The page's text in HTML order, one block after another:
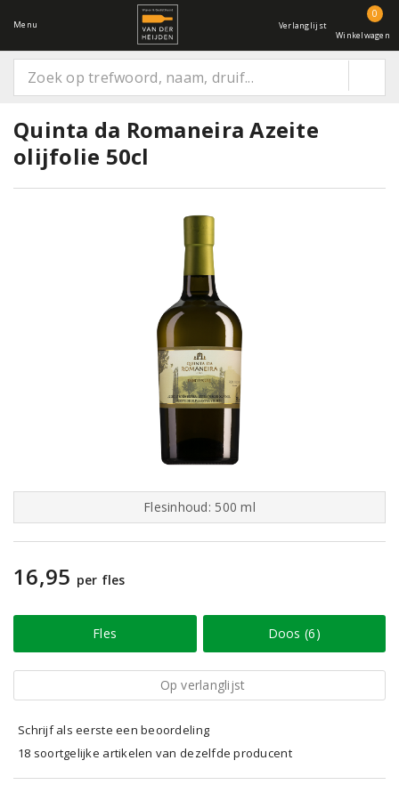
Menu Verlanglijst
0
Winkelwagen
Quinta da Romaneira Azeite
olijfolie 50cl
Flesinhoud: 500 ml
16,95 per fles
Fles Doos (6)
Op verlanglijst
Schrijf als eerste een beoordeling
18 soortgelijke artikelen van dezelfde producent